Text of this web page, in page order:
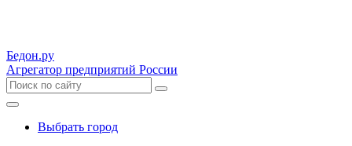
Бедон.ру
Агрегатор предприятий России
Выбрать город